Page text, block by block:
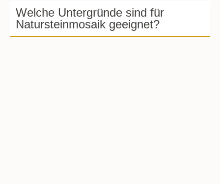
Welche Untergründe sind für
Natursteinmosaik geeignet?